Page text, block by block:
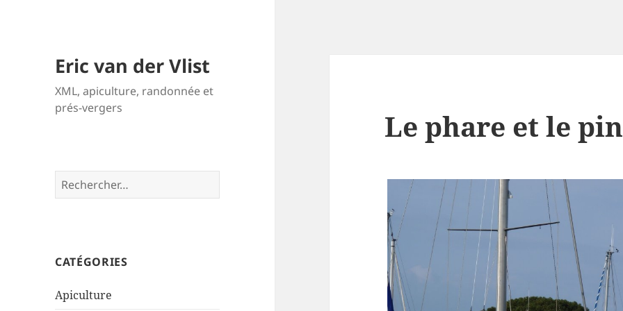
Eric van der Vlist
XML, apiculture, randonnée et
prés-vergers
Rechercher :
CATÉGORIES
Apiculture
Le phare et le pin